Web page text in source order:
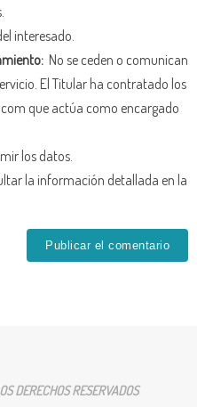
interesado.
No se ceden o comunican
El Titular ha contratado los
que actúa como encargado
los datos.
la información detallada en la
DERECHOS RESERVADOS